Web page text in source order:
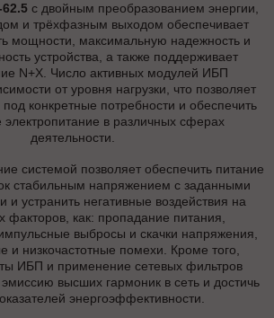
с двойным преобразованием энергии,
и трёхфазным выходом обеспечивает
мощности, максимальную надежность и
устройства, а также поддерживает
N+X. Число активных модулей ИБП
от уровня нагрузки, что позволяет
конкретные потребности и обеспечить
в различных сферах
деятельности.
системой позволяет обеспечить питание
стабильным напряжением с заданными
и устранить негативные воздействия на
факторов, как: пропадание питания,
выбросы и скачки напряжения,
и низкочастотные помехи. Кроме того,
ИБП и применение сетевых фильтров
высших гармоник в сеть и достичь
энергоэффективности.